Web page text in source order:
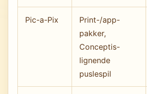
Pic-a-Pix
Print-/app-
pakker,
Conceptis-
lignende
puslespil